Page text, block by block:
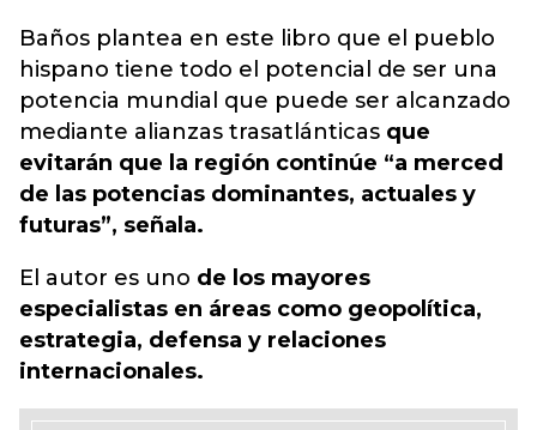
Baños plantea en este libro que el pueblo
hispano tiene todo el potencial de ser una
potencia mundial que puede ser alcanzado
mediante alianzas trasatlánticas que
evitarán que la región continúe “a merced
de las potencias dominantes, actuales y
futuras”, señala.
El autor es uno de los mayores
especialistas en áreas como geopolítica,
estrategia, defensa y relaciones
internacionales.